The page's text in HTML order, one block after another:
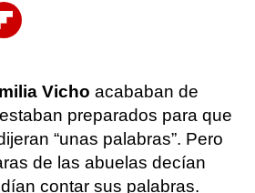
Flipboard
Vicho acababan de
preparados para que
“unas palabras”. Pero
de las abuelas decían
contar sus palabras.